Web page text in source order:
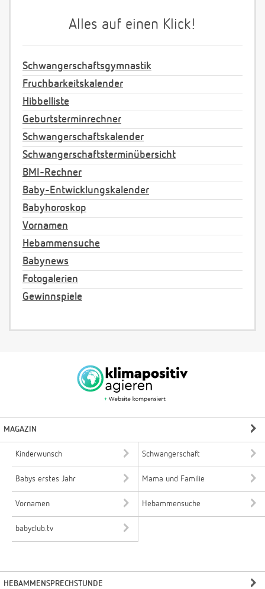
Alles auf einen Klick!
Schwangerschaftsgymnastik
Fruchbarkeitskalender
Hibbelliste
Geburtsterminrechner
Schwangerschaftskalender
Schwangerschaftsterminübersicht
BMI-Rechner
Baby-Entwicklungskalender
Babyhoroskop
Vornamen
Hebammensuche
Babynews
Fotogalerien
Gewinnspiele
MAGAZIN
Kinderwunsch Schwangerschaft
Babys erstes Jahr Mama und Familie
Vornamen Hebammensuche
babyclub.tv
HEBAMMENSPRECHSTUNDE